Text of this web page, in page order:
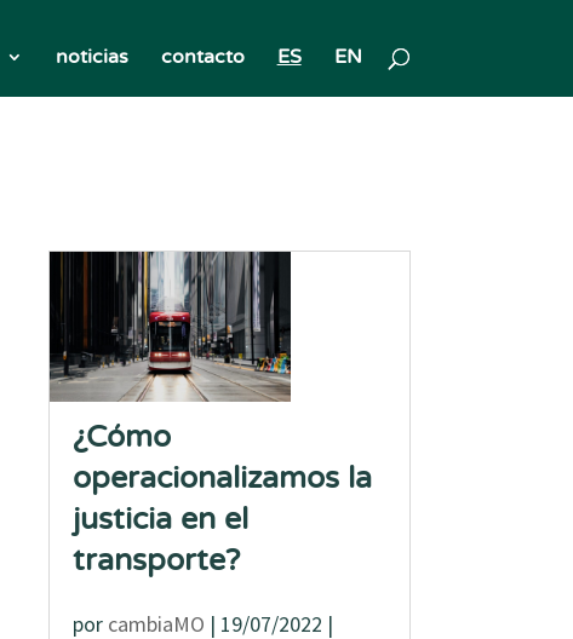
noticias contacto ES EN
¿Cómo
operacionalizamos la
justicia en el
transporte?
por cambiaMO | 19/07/2022 |